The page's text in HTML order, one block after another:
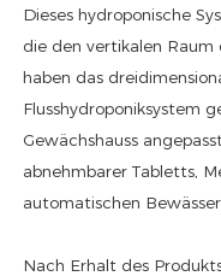
Dieses hydroponische
die den vertikalen Raum
haben das
Flusshydroponiksystem
Gewächshauss
abnehmbarer Tabletts,
automatischen
Nach Erhalt des